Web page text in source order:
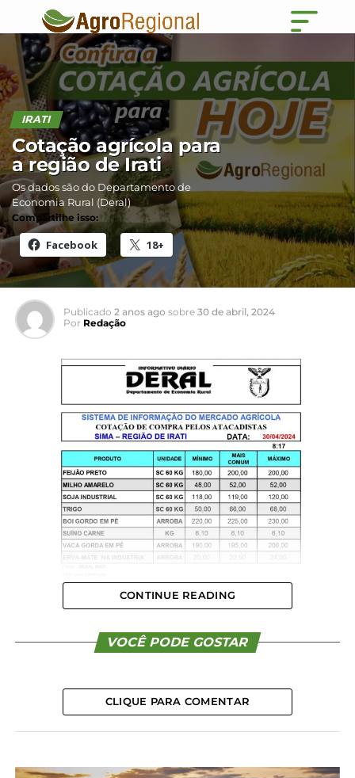
IRATI
Cotação agrícola para
a região de Irati
Os dados são do Departamento de
Economia Rural (Deral)
Compartilhe isso:
Facebook 18+
Publicado 2 anos ago sobre 30 de abril, 2024
Por Redação
CONTINUE READING
VOCÊ PODE GOSTAR
CLIQUE PARA COMENTAR